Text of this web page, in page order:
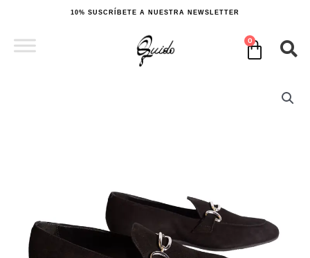
contenido
10% SUSCRÍBETE A NUESTRA NEWSLETTER
0
Cart